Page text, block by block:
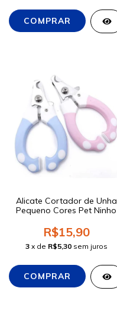
Alicate Cortador de Unha
Pequeno Cores Pet Ninho
R$15,90
3 x de R$5,30 sem juros